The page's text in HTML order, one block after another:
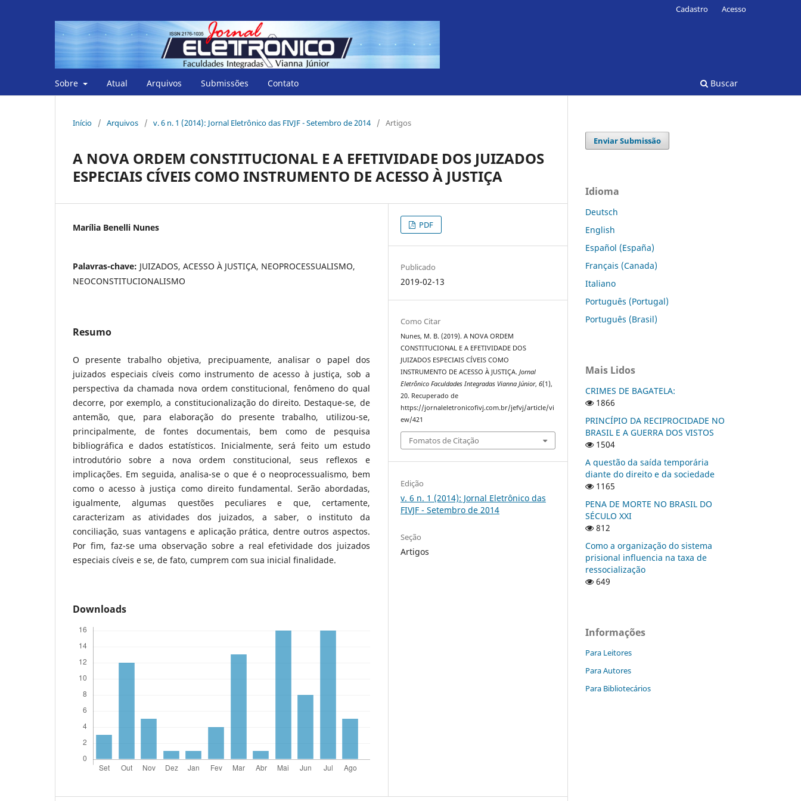
Sobre Atual Arquivos Submissões Contato Buscar
Cadastro Acesso
Início / Arquivos / v. 6 n. 1 (2014): Jornal Eletrônico das FIVJF - Setembro de 2014 / Artigos
A NOVA ORDEM CONSTITUCIONAL E A EFETIVIDADE DOS JUIZADOS
ESPECIAIS CÍVEIS COMO INSTRUMENTO DE ACESSO À JUSTIÇA
Marília Benelli Nunes
Palavras-chave: JUIZADOS, ACESSO À JUSTIÇA, NEOPROCESSUALISMO,
NEOCONSTITUCIONALISMO
Resumo
O presente trabalho objetiva, precipuamente, analisar o papel dos
juizados especiais cíveis como instrumento de acesso à justiça, sob a
perspectiva da chamada nova ordem constitucional, fenômeno do qual
decorre, por exemplo, a constitucionalização do direito. Destaque-se, de
antemão, que, para elaboração do presente trabalho, utilizou-se,
principalmente, de fontes documentais, bem como de pesquisa
bibliográfica e dados estatísticos. Inicialmente, será feito um estudo
introdutório sobre a nova ordem constitucional, seus reflexos e
implicações. Em seguida, analisa-se o que é o neoprocessualismo, bem
como o acesso à justiça como direito fundamental. Serão abordadas,
igualmente, algumas questões peculiares e que, certamente,
caracterizam as atividades dos juizados, a saber, o instituto da
conciliação, suas vantagens e aplicação prática, dentre outros aspectos.
Por fim, faz-se uma observação sobre a real efetividade dos juizados
especiais cíveis e se, de fato, cumprem com sua inicial finalidade.
Downloads
PDF
Publicado
2019-02-13
Como Citar
Nunes, M. B. (2019). A NOVA ORDEM
CONSTITUCIONAL E A EFETIVIDADE DOS
JUIZADOS ESPECIAIS CÍVEIS COMO
INSTRUMENTO DE ACESSO À JUSTIÇA.Jornal
Eletrônico Faculdades Integradas Vianna Júnior,6(1),
20. Recuperado de
https://jornaleletronicofivj.com.br/jefvj/article/vi
ew/421
Fomatos de Citação
Edição
v. 6 n. 1 (2014): Jornal Eletrônico das
FIVJF - Setembro de 2014
Seção
Artigos
Enviar Submissão
Idioma
Deutsch
English
Español (España)
Français (Canada)
Italiano
Português (Portugal)
Português (Brasil)
Mais Lidos
CRIMES DE BAGATELA:
1866
PRINCÍPIO DA RECIPROCIDADE NO
BRASIL E A GUERRA DOS VISTOS
1504
A questão da saída temporária
diante do direito e da sociedade
1165
PENA DE MORTE NO BRASIL DO
SÉCULO XXI
812
Como a organização do sistema
prisional influencia na taxa de
ressocialização
649
Informações
Para Leitores
Para Autores
Para Bibliotecários